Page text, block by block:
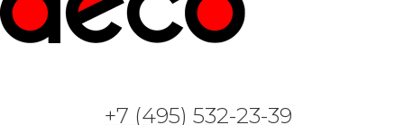
+7 (495) 532-23-39
подростка